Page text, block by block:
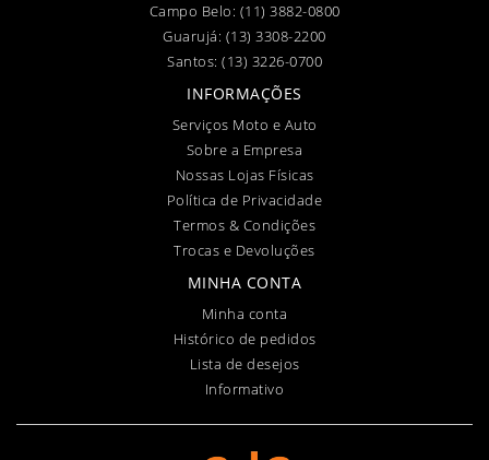
Campo Belo: (11) 3882-0800
Guarujá: (13) 3308-2200
Santos: (13) 3226-0700
INFORMAÇÕES
Serviços Moto e Auto
Sobre a Empresa
Nossas Lojas Físicas
Política de Privacidade
Termos & Condições
Trocas e Devoluções
MINHA CONTA
Minha conta
Histórico de pedidos
Lista de desejos
Informativo